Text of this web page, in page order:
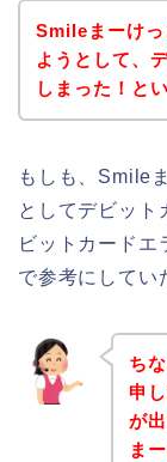
Smileまーけっ
ようとして、
しまった！と
もしも、Smile
としてデビット
ビットカードエ
で参考にしてい
ち
申
が
ま